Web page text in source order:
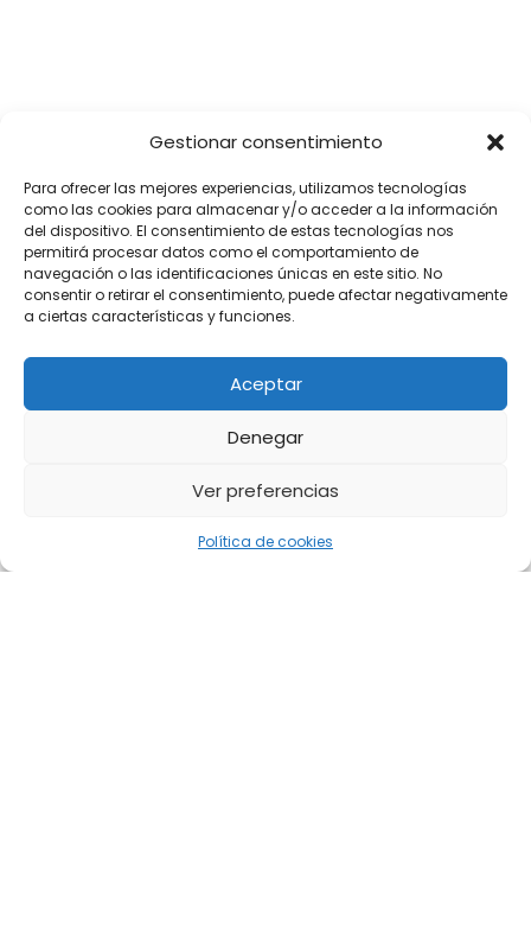
Gestionar consentimiento
Para ofrecer las mejores experiencias, utilizamos tecnologías
como las cookies para almacenar y/o acceder a la información
del dispositivo. El consentimiento de estas tecnologías nos
permitirá procesar datos como el comportamiento de
navegación o las identificaciones únicas en este sitio. No
consentir o retirar el consentimiento, puede afectar negativamente
a ciertas características y funciones.
Aceptar
Denegar
Ver preferencias
Política de cookies